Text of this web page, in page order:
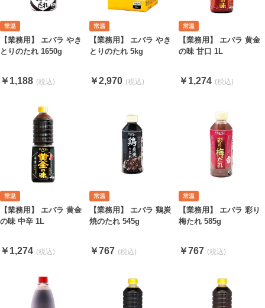
【業務用】 エバラ やき
とりのたれ 1650g
￥1,188
【業務用】 エバラ やき
とりのたれ 5kg
￥2,970
【業務用】 エバラ 黄金
の味 甘口 1L
￥1,274
【業務用】 エバラ 黄金
の味 中辛 1L
￥1,274
【業務用】 エバラ 鶏炭
焼のたれ 545g
￥767
【業務用】 エバラ 彩り
梅たれ 585g
￥767